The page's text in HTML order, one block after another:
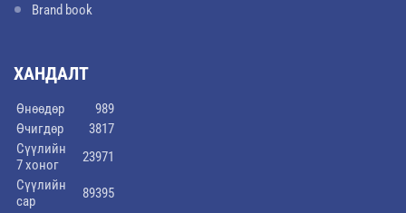
Brand book
ХАНДАЛТ
Өнөөдөр
989
Өчигдөр
3817
Сүүлийн
7 хоног
23971
Сүүлийн
сар
89395